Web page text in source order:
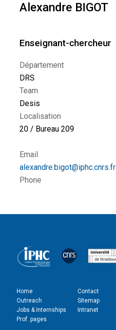
Alexandre BIGOT
Enseignant-chercheur
Département
DRS
Team
Desis
Localisation
20 / Bureau 209
Email
alexandre.bigot@iphc.cnrs.fr
Phone
Home
Outreach
Jobs & Internships
Prof. pages
Contact
Sitemap
Intranet